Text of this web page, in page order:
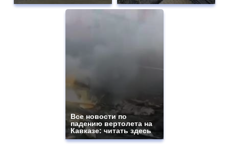
Все новости по
падению вертолета на
Кавказе: читать здесь